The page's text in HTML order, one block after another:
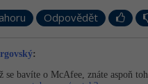
Odpovědět
:
se bavíte o McAfee, znáte aspoň